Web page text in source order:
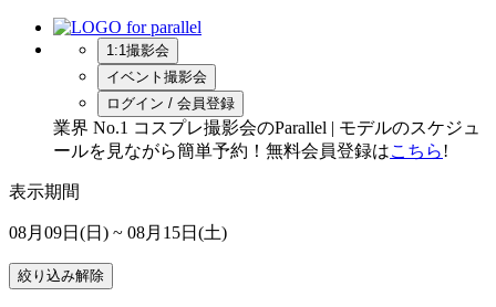
1:1撮影会
イベント撮影会
ログイン / 会員登録
業界 No.1 コスプレ撮影会のParallel | モデルのスケジュ
ールを見ながら簡単予約！無料会員登録はこちら!
表示期間
08月09日(日) ~ 08月15日(土)